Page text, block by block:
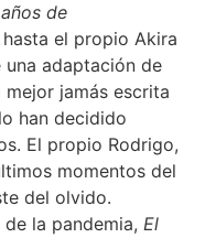
de
el propio Akira
una adaptación de
jamás escrita
han decidido
El propio Rodrigo,
momentos del
del olvido.
de la pandemia,El